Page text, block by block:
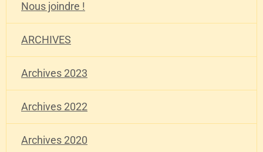
Nous joindre !
ARCHIVES
Archives 2023
Archives 2022
Archives 2020